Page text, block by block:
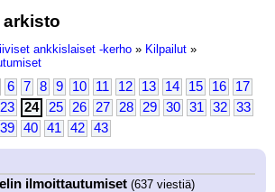
ankkislaiset -kerho » Kilpailut »
6 7 8 9 10 11 12 13 14 15 16
17
23 24 25 26 27 28 29 30 31 32
33
39 40 41 42 43
ilmoittautumiset (637 viestiä)